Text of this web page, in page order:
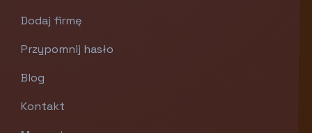
Dodaj firmę
Przypomnij hasło
Blog
Kontakt